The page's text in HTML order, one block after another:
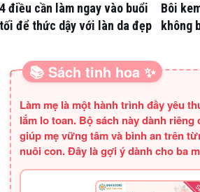
4 điều cần làm ngay vào buổi
tối để thức dậy với làn da đẹp
Bôi
không
SÁCH HAY CHO BA MẸ
📚 Sách tinh hoa ✨
Làm mẹ là một hành trình đầy yêu
lắm lo toan. Bộ sách này dành riêng
giúp mẹ vững tâm và bình an trên
nuôi con. Đây là gợi ý dành cho ba